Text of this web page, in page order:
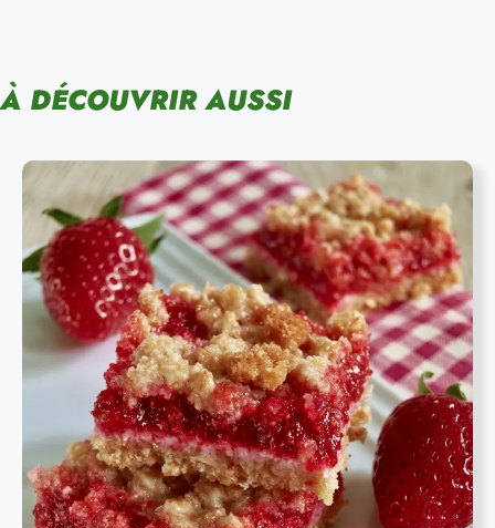
À DÉCOUVRIR AUSSI